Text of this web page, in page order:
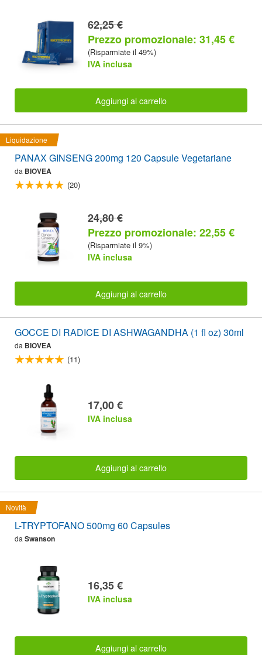
62,25 €
Prezzo promozionale: 31,45 €
(Risparmiate il 49%)
IVA inclusa
Aggiungi al carrello
Liquidazione
PANAX GINSENG 200mg 120 Capsule Vegetariane
da BIOVEA
(20)
24,80 €
Prezzo promozionale: 22,55 €
(Risparmiate il 9%)
IVA inclusa
Aggiungi al carrello
GOCCE DI RADICE DI ASHWAGANDHA (1 fl oz) 30ml
da BIOVEA
(11)
17,00 €
IVA inclusa
Aggiungi al carrello
Novità
L-TRYPTOFANO 500mg 60 Capsules
da Swanson
16,35 €
IVA inclusa
Aggiungi al carrello